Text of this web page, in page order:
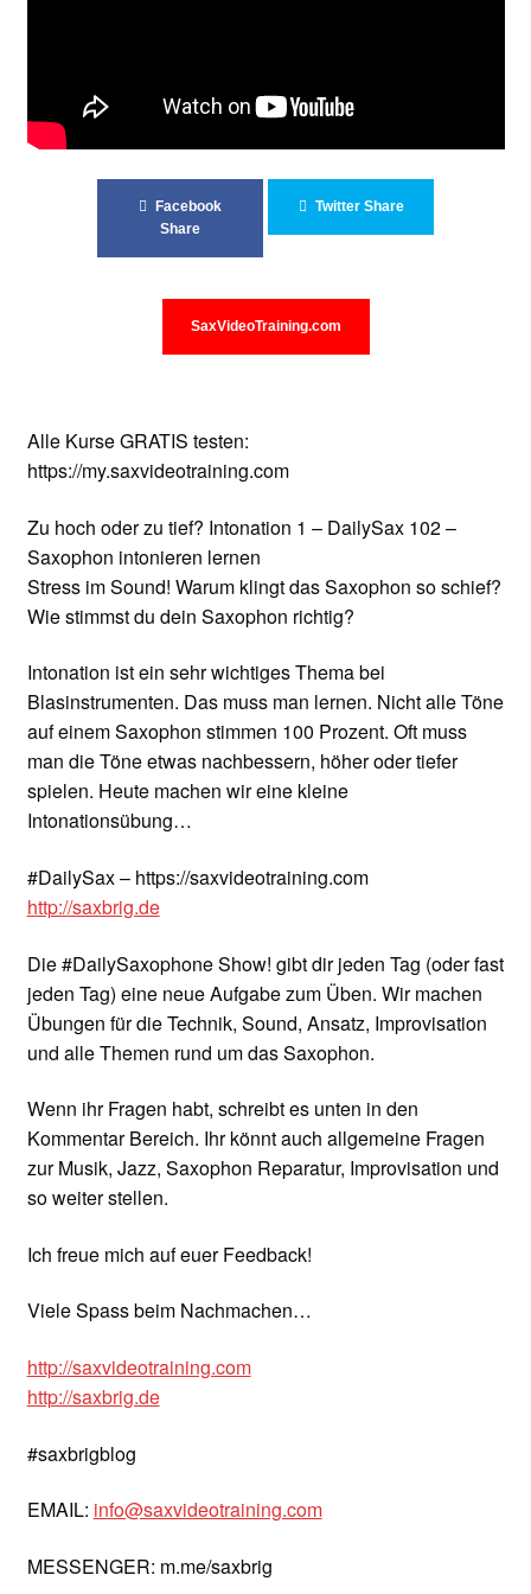
ÜBER UNS
KONTAKT
Facebook
Share
Twitter Share
SaxVideoTraining.com
Alle Kurse GRATIS testen:
https://my.saxvideotraining.com
Zu hoch oder zu tief? Intonation 1 – DailySax 102 –
Saxophon intonieren lernen
Stress im Sound! Warum klingt das Saxophon so schief?
Wie stimmst du dein Saxophon richtig?
Intonation ist ein sehr wichtiges Thema bei
Blasinstrumenten. Das muss man lernen. Nicht alle Töne
auf einem Saxophon stimmen 100 Prozent. Oft muss
man die Töne etwas nachbessern, höher oder tiefer
spielen. Heute machen wir eine kleine
Intonationsübung…
#DailySax – https://saxvideotraining.com
http://saxbrig.de
Die #DailySaxophone Show! gibt dir jeden Tag (oder fast
jeden Tag) eine neue Aufgabe zum Üben. Wir machen
Übungen für die Technik, Sound, Ansatz, Improvisation
und alle Themen rund um das Saxophon.
Wenn ihr Fragen habt, schreibt es unten in den
Kommentar Bereich. Ihr könnt auch allgemeine Fragen
zur Musik, Jazz, Saxophon Reparatur, Improvisation und
so weiter stellen.
Ich freue mich auf euer Feedback!
Viele Spass beim Nachmachen…
http://saxvideotraining.com
http://saxbrig.de
#saxbrigblog
EMAIL: info@saxvideotraining.com
MESSENGER: m.me/saxbrig